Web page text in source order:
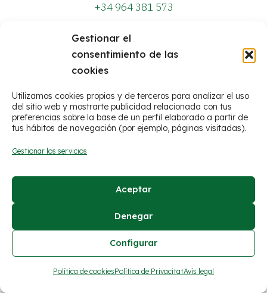
Gestionar el
consentimiento de las
cookies
Utilizamos cookies propias y de terceros para analizar el uso
del sitio web y mostrarte publicidad relacionada con tus
preferencias sobre la base de un perfil elaborado a partir de
tus hábitos de navegación (por ejemplo, páginas visitadas).
Gestionar los servicios
Aceptar
Denegar
Configurar
Política de cookiesPolítica de PrivacitatAvís legal
+34 964 381 573
Política de cookies
Declaración de privacidad